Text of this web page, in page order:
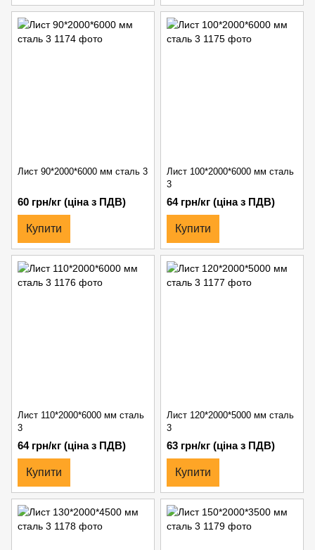
Лист 90*2000*6000 мм сталь 3
60 грн/кг (ціна з ПДВ)
Купити
Лист 100*2000*6000 мм сталь
3
64 грн/кг (ціна з ПДВ)
Купити
Лист 110*2000*6000 мм сталь
3
64 грн/кг (ціна з ПДВ)
Купити
Лист 120*2000*5000 мм сталь
3
63 грн/кг (ціна з ПДВ)
Купити